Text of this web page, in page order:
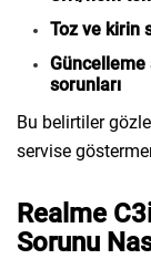
Toz ve kirin
Güncelleme
sorunları
Bu belirtiler
servise
Realme
Sorunu